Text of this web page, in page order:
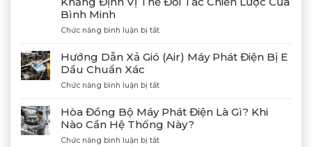
4
Phát
MGS2300R
Cảng
Bình Minh
Chức năng bình luận bị tắtở
Gỡ
Và
Nối
Tác
Cùng
Tân
Giám
Hướng Dẫn Xả Gió (Air) Máy Phát Điện Bị E
Dầu Chuẩn Xác
Chức năng bình luận bị tắtở
Dẫn
Xả
Gió
(Air)
Hòa Đồng Bộ Máy Phát Điện Là Gì? Khi
Nào Cần Hệ Thống Này?
Chức năng bình luận bị tắtở